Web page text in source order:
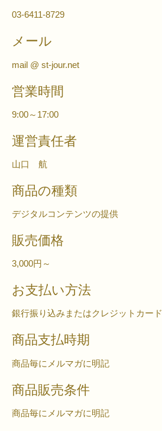
03-6411-8729
メール
mail @ st-jour.net
営業時間
9:00～17:00
運営責任者
山口 航
商品の種類
デジタルコンテンツの提供
販売価格
3,000円～
お支払い方法
銀行振り込みまたはクレジットカード
商品支払時期
商品毎にメルマガに明記
商品販売条件
商品毎にメルマガに明記